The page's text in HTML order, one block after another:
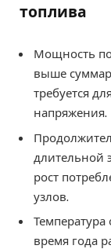
топлива
Мощность
выше
требуется
напряжения.
длительной
рост
узлов.
время года